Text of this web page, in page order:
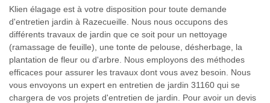
Klien élagage est à votre disposition pour toute demande
d'entretien jardin à Razecueille. Nous nous occupons des
différents travaux de jardin que ce soit pour un nettoyage
(ramassage de feuille), une tonte de pelouse, désherbage, la
plantation de fleur ou d'arbre. Nous employons des méthodes
efficaces pour assurer les travaux dont vous avez besoin. Nous
vous envoyons un expert en entretien de jardin 31160 qui se
chargera de vos projets d'entretien de jardin. Pour avoir un devis